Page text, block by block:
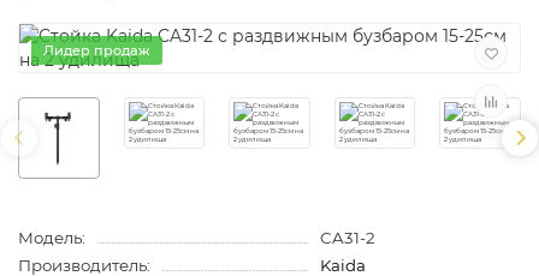
Лидер продаж
Модель:
CA31-2
Производитель:
Kaida